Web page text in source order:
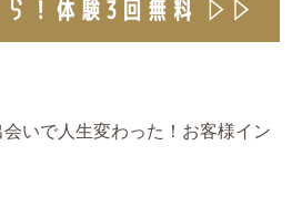
いで人生変わった！お客様イン